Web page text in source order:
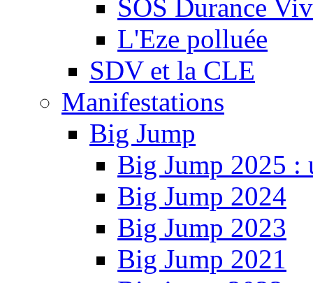
SOS Durance
L'Eze polluée
SDV et la CLE
Manifestations
Big Jump
Big Jump 2025 :
Big Jump 2024
Big Jump 2023
Big Jump 2021